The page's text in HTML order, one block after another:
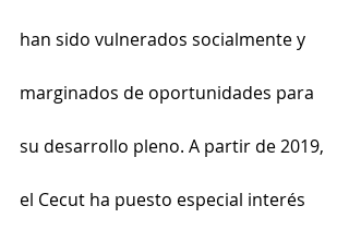
han sido vulnerados socialmente y
marginados de oportunidades para
su desarrollo pleno. A partir de 2019,
el Cecut ha puesto especial interés